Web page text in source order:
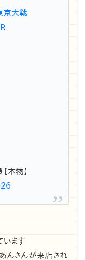
京大戦
本物】
います
んさんが来店され